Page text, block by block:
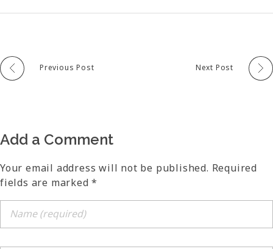
Previous Post Next Post
Add a Comment
Your email address will not be published. Required
fields are marked *